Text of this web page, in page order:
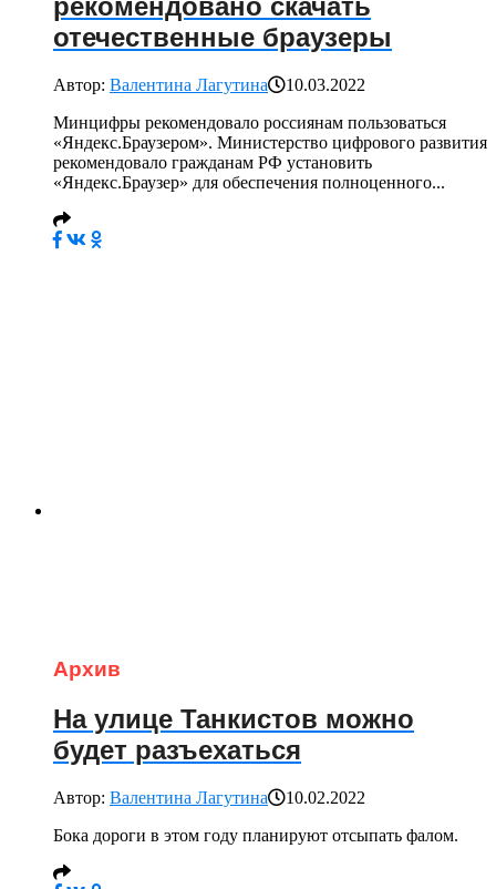
рекомендовано скачать
отечественные браузеры
Автор: Валентина Лагутина
10.03.2022
Минцифры рекомендовало россиянам пользоваться
«Яндекс.Браузером». Министерство цифрового развития
рекомендовало гражданам РФ установить
«Яндекс.Браузер» для обеспечения полноценного...
Архив
На улице Танкистов можно
будет разъехаться
Автор: Валентина Лагутина
10.02.2022
Бока дороги в этом году планируют отсыпать фалом.